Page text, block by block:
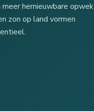
hernieuwbare opwek
zon op land vormen